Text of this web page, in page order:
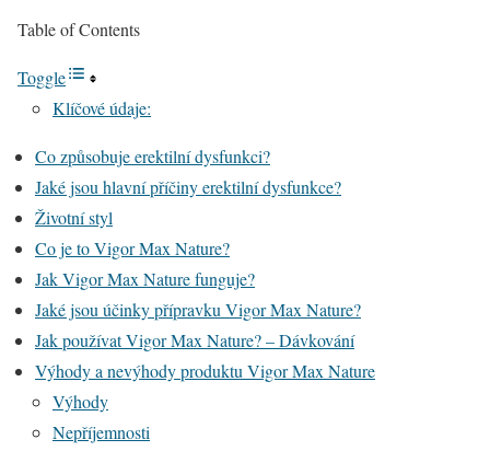
Table of Contents
Toggle
Klíčové údaje:
Co způsobuje erektilní dysfunkci?
Jaké jsou hlavní příčiny erektilní dysfunkce?
Životní styl
Co je to Vigor Max Nature?
Jak Vigor Max Nature funguje?
Jaké jsou účinky přípravku Vigor Max Nature?
Jak používat Vigor Max Nature? – Dávkování
Výhody a nevýhody produktu Vigor Max Nature
Výhody
Nepříjemnosti